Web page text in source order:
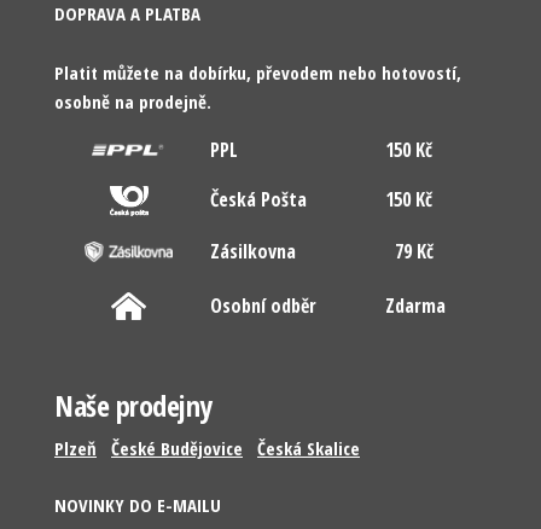
DOPRAVA A PLATBA
Platit můžete na dobírku, převodem nebo hotovostí,
osobně na prodejně.
PPL
150 Kč
Česká Pošta
150 Kč
Zásilkovna
79 Kč
Osobní odběr Zdarma
Naše prodejny
Plzeň České Budějovice Česká Skalice
NOVINKY DO E-MAILU